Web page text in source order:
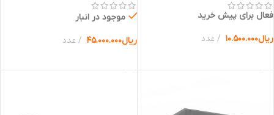
فعال برای پیش خرید
ریال۱۰.۵۰۰.۰۰۰ عدد
موجود در انبار
ریال۴۵.۰۰۰.۰۰۰ عدد